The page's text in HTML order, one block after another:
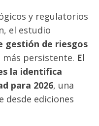
y regulatorios
el estudio
gestión de riesgos
persistente. El
la identifica
para 2026, una
desde ediciones